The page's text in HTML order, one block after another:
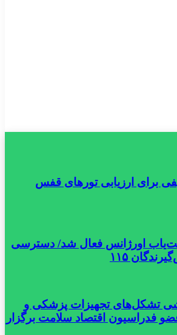
برای ارزیابی تورهای قفس
اورژانس فعال شد/ دسترسی
۱۱۵
تشکل‌های تجهیزات پزشکی و
فدراسیون اقتصاد سلامت برگزار